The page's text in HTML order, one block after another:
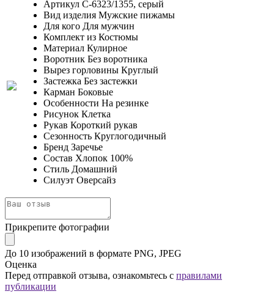
Артикул C-6323/1355, серый
Вид изделия Мужские пижамы
Для кого Для мужчин
Комплект из Костюмы
Материал Кулирное
Воротник Без воротника
Вырез горловины Круглый
Застежка Без застежки
Карман Боковые
Особенности На резинке
Рисунок Клетка
Рукав Короткий рукав
Сезонность Круглогодичный
Бренд Заречье
Состав Хлопок 100%
Стиль Домашний
Силуэт Оверсайз
Прикрепите фотографии
До 10 изображений в формате PNG, JPEG
Оценка
Перед отправкой отзыва, ознакомьтесь с правилами
публикации